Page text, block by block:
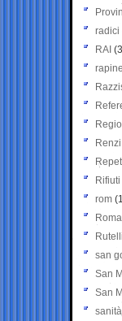
radici
RAI
rapine
Renzi
Rifiuti
rom
Roma
Rutelli
san
San
San
sanità